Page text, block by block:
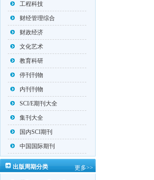
工程科技
财经管理综合
财政经济
文化艺术
教育科研
停刊刊物
内刊刊物
SCI/E期刊大全
集刊大全
国内SCI期刊
中国国际期刊
出版周期分类 更多>>